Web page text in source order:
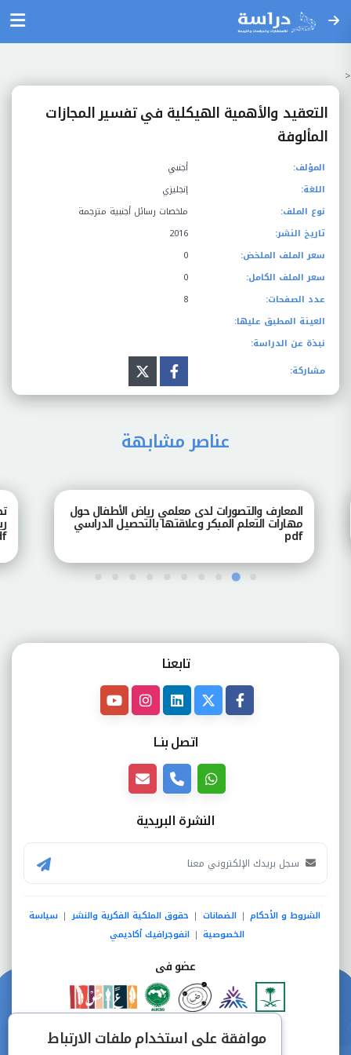
<
التعقيد والأهمية الهيكلية في تفسير المجازات
المألوفة
المؤلف:
أجنبي
اللغة:
إنجليزي
نوع الملف:
ملخصات رسائل أجنبية مترجمة
تاريخ النشر:
2016
سعر الملف الملخض:
0
سعر الملف الكامل:
0
عدد الصفحات:
8
العينة المطبق عليها:
نبذة عن الدراسة:
مشاركة:
عناصر مشابهة
المعارف والتصورات لدى معلمي رياض الأطفال حول
مهارات التعلم المبكر وعلاقتها بالتحصيل الدراسي
pdf
pdf
تابعنـا
اتصل بنــا
النشرة البريدية
الشروط و الأحكام | الضمانات | حقوق الملكية الفكرية والنشر | سياسة
الخصوصية | انفوجرافيك أكاديمي
عضو فى
دفع آمن من خلال
موافقة على استخدام ملفات الارتباط